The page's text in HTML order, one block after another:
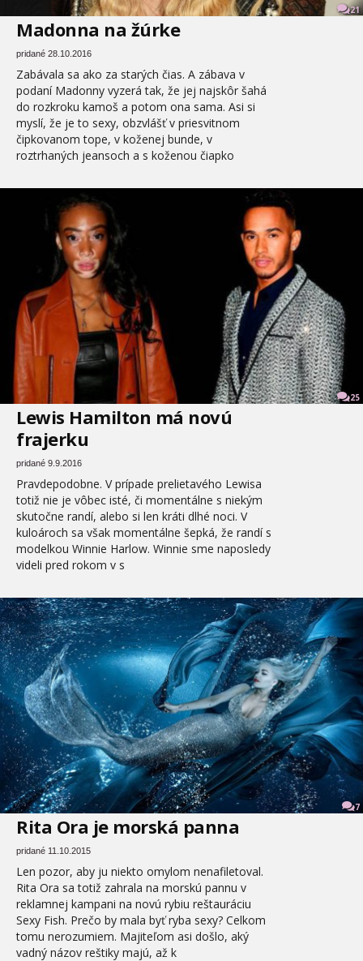
21
Madonna na žúrke
pridané 28.10.2016
Zabávala sa ako za starých čias. A zábava v
podaní Madonny vyzerá tak, že jej najskôr šahá
do rozkroku kamoš a potom ona sama. Asi si
myslí, že je to sexy, obzvlášť v priesvitnom
čipkovanom tope, v koženej bunde, v
roztrhaných jeansoch a s koženou čiapko
25
Lewis Hamilton má novú
frajerku
pridané 9.9.2016
Pravdepodobne. V prípade prelietavého Lewisa
totiž nie je vôbec isté, či momentálne s niekým
skutočne randí, alebo si len kráti dlhé noci. V
kuloároch sa však momentálne šepká, že randí s
modelkou Winnie Harlow. Winnie sme naposledy
videli pred rokom v s
7
Rita Ora je morská panna
pridané 11.10.2015
Len pozor, aby ju niekto omylom nenafiletoval.
Rita Ora sa totiž zahrala na morskú pannu v
reklamnej kampani na novú rybiu reštauráciu
Sexy Fish. Prečo by mala byť ryba sexy? Celkom
tomu nerozumiem. Majiteľom asi došlo, aký
vadný názov reštiky majú, až k